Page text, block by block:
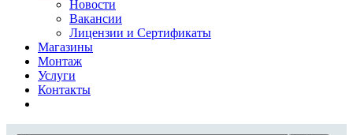
Новости
Вакансии
Лицензии и Сертификаты
Магазины
Монтаж
Услуги
Контакты